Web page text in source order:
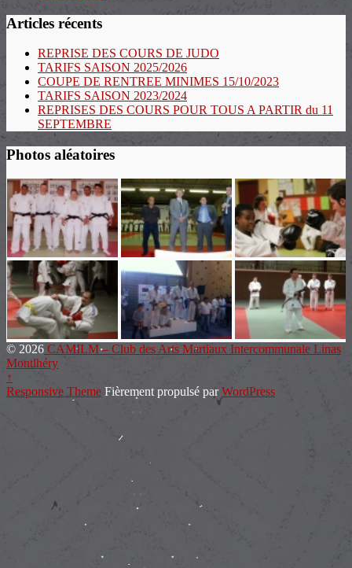
Articles récents
REPRISE DES COURS DE JUDO
TARIFS SAISON 2025/2026
COUPE DE RENTREE MINIMES 15/10/2023
TARIFS SAISON 2023/2024
REPRISES DES COURS POUR TOUS A PARTIR du 11
SEPTEMBRE
Photos aléatoires
© 2026 CAMILM – Club des Arts Martiaux Intercommunale Linas
Montlhéry
↑
Responsive Theme Fièrement propulsé parWordPress